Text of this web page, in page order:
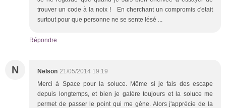
trouver un code à la noix ! En cherchant un compromis c'etait
surtout pour que personne ne se sente lésé ...
Répondre
N Nelson 21/05/2014 19:19
Merci à Space pour la soluce. Même si je fais des escape
depuis longtemps, et bien je galère toujours et la soluce me
permet de passer le point qui me gène. Alors j'apprécie de la